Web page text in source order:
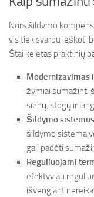
Nors šildymo
vis tiek svarbu ieškoti
Štai keletas praktinių
Modernizavimas
žymiai sumažinti
sienų, stogų ir
Šildymo
šildymo sistema
gali padėti
Reguliuojami
efektyviau
išvengiant